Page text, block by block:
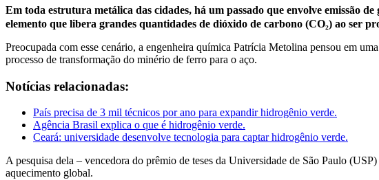
Em toda estrutura metálica das cidades, há um passado que envolve emissão
elemento que libera grandes quantidades de dióxido de carbono (CO₂) ao ser
Preocupada com esse cenário, a engenheira química Patrícia Metolina pensou em
processo de transformação do minério de ferro para o aço.
Notícias relacionadas:
País precisa de 3 mil técnicos por ano para expandir hidrogênio verde.
Agência Brasil explica o que é hidrogênio verde.
Ceará: universidade desenvolve tecnologia para captar hidrogênio verde.
A pesquisa dela – vencedora do prêmio de teses da Universidade de São Paulo
aquecimento global.